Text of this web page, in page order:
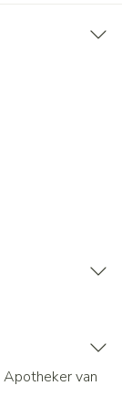
Apotheker van